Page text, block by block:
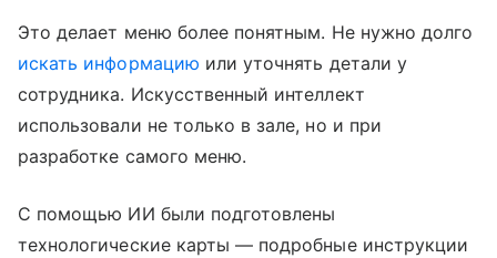
Это делает меню более понятным. Не нужно долго
искать информацию или уточнять детали у
сотрудника. Искусственный интеллект
использовали не только в зале, но и при
разработке самого меню.
С помощью ИИ были подготовлены
технологические карты — подробные инструкции